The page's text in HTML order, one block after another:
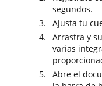
segundos.
Ajusta tu
Arrastra y
varias
Abre el